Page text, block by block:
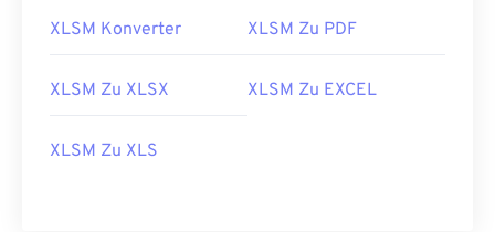
XLSM Konverter XLSM Zu PDF
XLSM Zu XLSX XLSM Zu EXCEL
XLSM Zu XLS